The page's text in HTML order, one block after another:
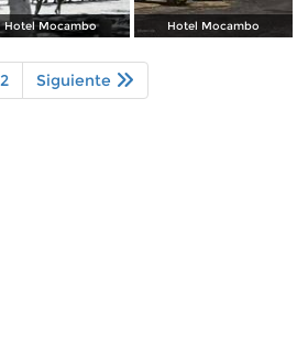
Hotel Mocambo Hotel Mocambo
2 Siguiente